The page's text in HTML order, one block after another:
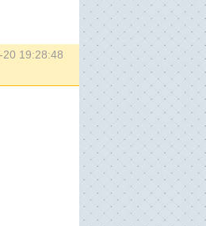
20 19:28:48